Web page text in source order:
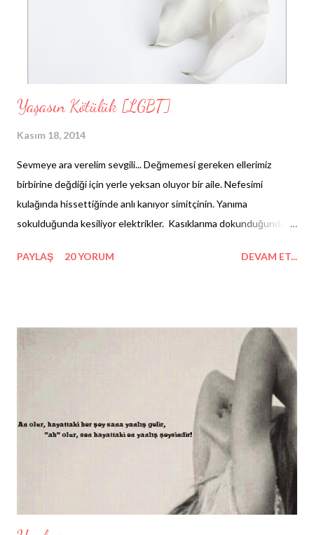
söyleyebilir ne zaman öleceğimi? Ya da kim aynaya bakıp "bunlar
son günlerim" diyebilir durduk yere kendisine? Kimine göre d...
Yaşasın Kötülük [LGBT]
Kasım 18, 2014
Sevmeye ara verelim sevgili... Değmemesi gereken ellerimiz
birbirine değdiği için yerle yeksan oluyor bir aile. Nefesimi
kulağında hissettiğinde anlı kanıyor simitçinin. Yanıma
sokulduğunda kesiliyor elektrikler. Kasıklarıma dokunduğunda
seviyorum' dedikçe fırıncıyı günaha sokuyor yere düşürülen
olmuşken, masumiyetimiz cehennemi körüklüyor. İyisi mi ayrılalım
sevgili. Gaddarlıkları kapıya dayanmadan önce saf günahlarımızı
PAYLAŞ 20 YORUM DEVAM ET...